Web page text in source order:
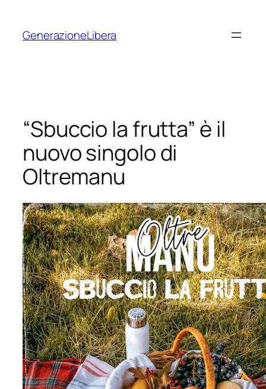
contenuto
GenerazioneLibera
“Sbuccio la frutta” è il
nuovo singolo di
Oltremanu